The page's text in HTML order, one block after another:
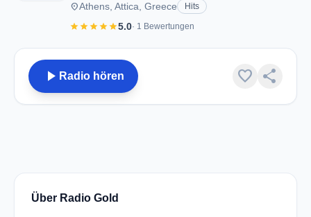
placeAthens, Attica, Greece Hits
starstarstarstarstar5.0· 1 Bewertungen
play_arrow Radio hören favorite share
Über Radio Gold